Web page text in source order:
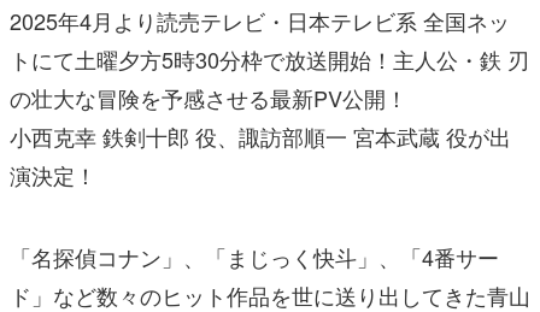
2025年4月より読売テレビ・日本テレビ系 全国ネッ
トにて土曜夕方5時30分枠で放送開始！主人公・鉄 刃
の壮大な冒険を予感させる最新PV公開！
小西克幸 鉄剣十郎 役、諏訪部順一 宮本武蔵 役が出
演決定！
「名探偵コナン」、「まじっく快⽃」、「4番サー
ド」など数々のヒット作品を世に送り出してきた⻘⼭